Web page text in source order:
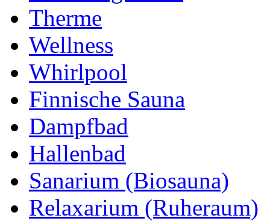
Therme
Wellness
Whirlpool
Finnische Sauna
Dampfbad
Hallenbad
Sanarium (Biosauna)
Relaxarium (Ruheraum)